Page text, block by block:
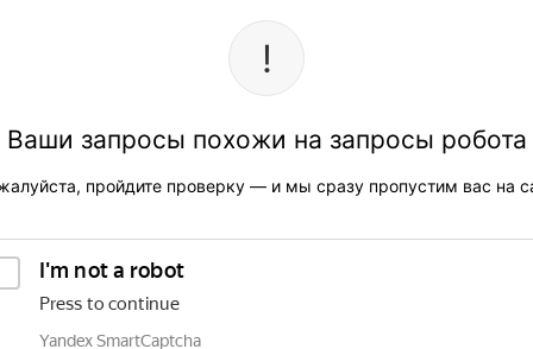
Ваши запросы похожи на запросы робота
пройдите проверку — и мы сразу пропустим вас на